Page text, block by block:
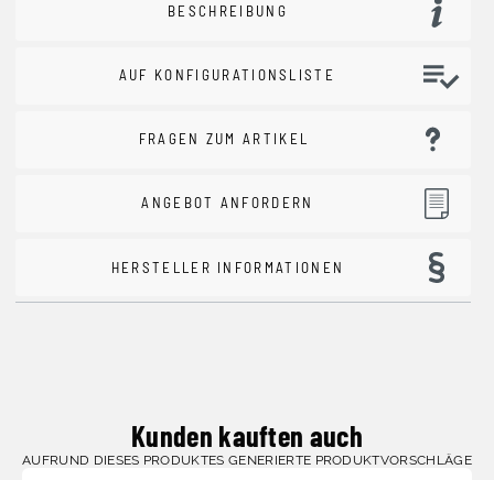
BESCHREIBUNG
AUF KONFIGURATIONSLISTE
FRAGEN ZUM ARTIKEL
ANGEBOT ANFORDERN
HERSTELLER INFORMATIONEN
Kunden kauften auch
AUFRUND DIESES PRODUKTES GENERIERTE PRODUKTVORSCHLÄGE